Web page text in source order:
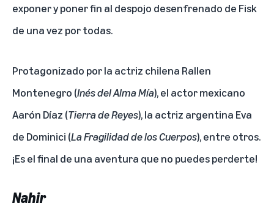
exponer y poner fin al despojo desenfrenado de Fisk
de una vez por todas.
Protagonizado por la actriz chilena Rallen
Montenegro (Inés del Alma Mía), el actor mexicano
Aarón Díaz (Tierra de Reyes), la actriz argentina Eva
de Dominici (La Fragilidad de los Cuerpos), entre otros.
¡Es el final de una aventura que no puedes perderte!
Nahir